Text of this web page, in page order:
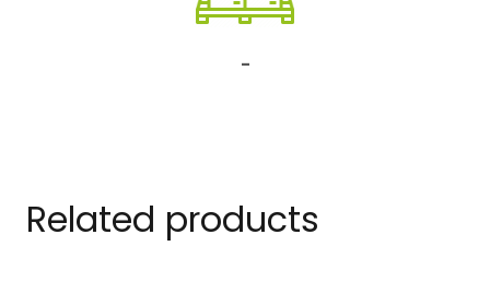
-
Related products